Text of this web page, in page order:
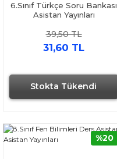
Stokta Tükendi
6.Sınıf Türkçe Soru Bankası
Asistan Yayınları
39,50 TL
31,60 TL
%20